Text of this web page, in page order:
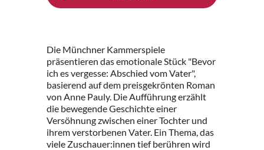
Die Münchner Kammerspiele
präsentieren das emotionale Stück "Bevor
ich es vergesse: Abschied vom Vater",
basierend auf dem preisgekrönten Roman
von Anne Pauly. Die Aufführung erzählt
die bewegende Geschichte einer
Versöhnung zwischen einer Tochter und
ihrem verstorbenen Vater. Ein Thema, das
viele Zuschauer:innen tief berühren wird